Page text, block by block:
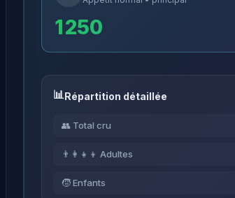
1 250
Répartition détaillée
👥 Total cru
👨‍👩‍👧‍👦 Adultes
🧒 Enfants